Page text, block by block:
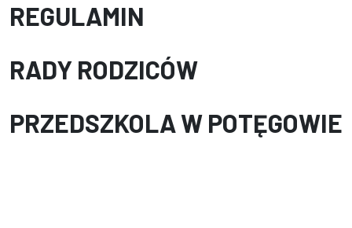
REGULAMIN
RADY RODZICÓW
PRZEDSZKOLA W POTĘGOWIE